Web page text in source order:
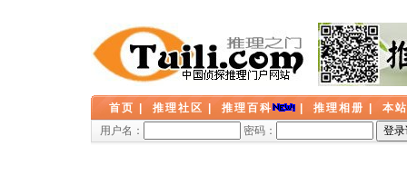
首页 推理社区 推理百科 推理相册
本
用户名：
密码：